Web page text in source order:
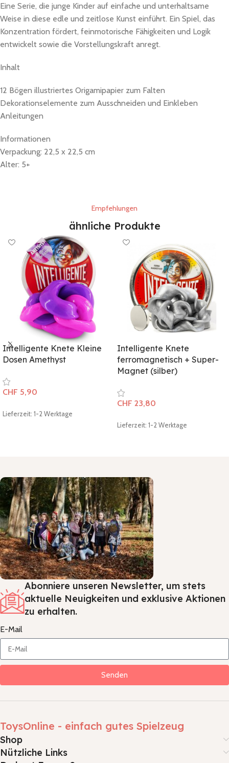
Eine Serie, die junge Kinder auf einfache und unterhaltsame
Weise in diese edle und zeitlose Kunst einführt. Ein Spiel, das
Konzentration fördert, feinmotorische Fähigkeiten und Logik
entwickelt sowie die Vorstellungskraft anregt.
Inhalt
12 Bögen illustriertes Origamipapier zum Falten
Dekorationselemente zum Ausschneiden und Einkleben
Anleitungen
Informationen
Verpackung: 22,5 x 22,5 cm
Alter: 5+
Empfehlungen
ähnliche Produkte
Intelligente Knete Kleine
Dosen Amethyst
CHF 5,90
Lieferzeit: 1-2 Werktage
Intelligente Knete
ferromagnetisch + Super-
Magnet (silber)
CHF 23,80
Lieferzeit: 1-2 Werktage
Abonniere unseren Newsletter, um stets
aktuelle Neuigkeiten und exklusive Aktionen
zu erhalten.
E-Mail
Senden
ToysOnline - einfach gutes Spielzeug
Shop
Nützliche Links